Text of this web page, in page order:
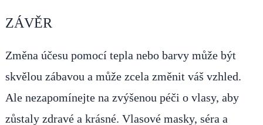
ZÁVĚR
Změna účesu pomocí tepla nebo barvy může být
skvělou zábavou a může zcela změnit váš vzhled.
Ale nezapomínejte na zvýšenou péči o vlasy, aby
zůstaly zdravé a krásné. Vlasové masky, séra a